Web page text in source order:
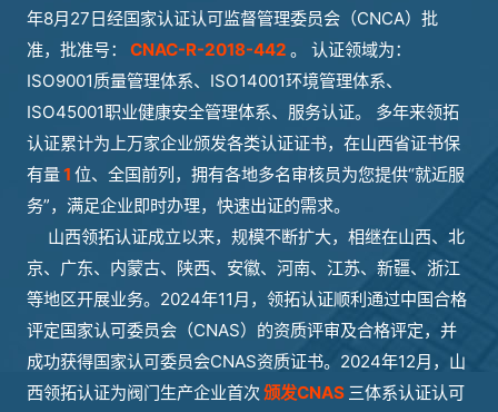
年8月27日经国家认证认可监督管理委员会（CNCA）批
准，批准号：
CNAC-R-2018-442 。 认证领域为：
ISO9001质量管理体系、ISO14001环境管理体系、
ISO45001职业健康安全管理体系、服务认证。 多年来领拓
认证累计为上万家企业颁发各类认证证书，在山西省证书保
有量1 位、全国前列，拥有各地多名审核员为您提供“就近服
务”，满足企业即时办理，快速出证的需求。
山西领拓认证成立以来，规模不断扩大，相继在山西、北
京、广东、内蒙古、陕西、安徽、河南、江苏、新疆、浙江
等地区开展业务。2024年11月，领拓认证顺利通过中国合格
评定国家认可委员会（CNAS）的资质评审及合格评定，并
成功获得国家认可委员会CNAS资质证书。2024年12月，山
西领拓认证为阀门生产企业首次 颁发CNAS 三体系认证认可